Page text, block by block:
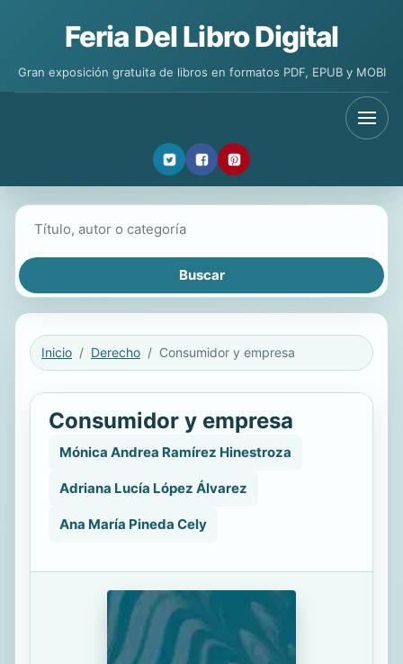
Feria Del Libro Digital
Gran exposición gratuita de libros en formatos PDF, EPUB y MOBI
Inicio Derecho Consumidor y empresa
Consumidor y empresa
Mónica Andrea Ramírez Hinestroza
Adriana Lucía López Álvarez
Ana María Pineda Cely